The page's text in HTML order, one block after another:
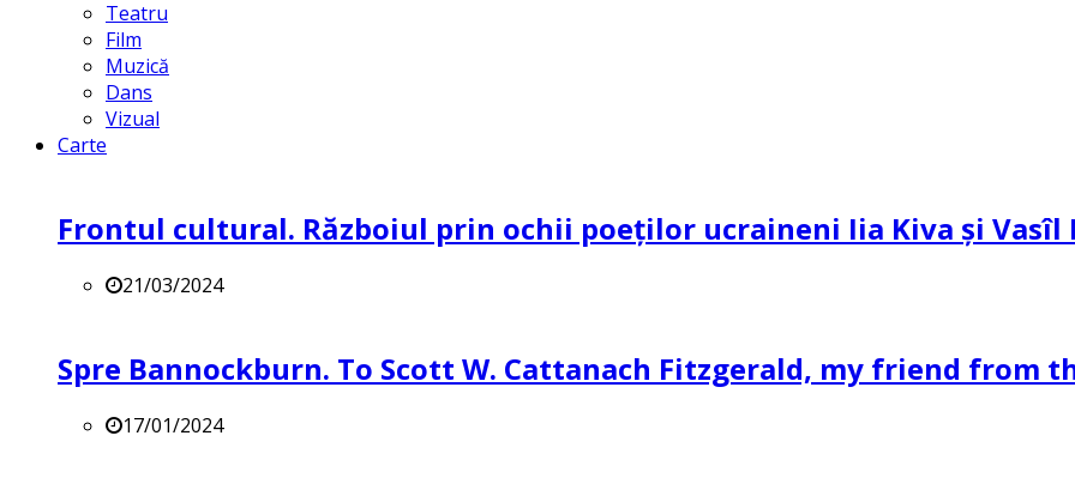
Teatru
Film
Muzică
Dans
Vizual
Carte
Frontul cultural. Războiul prin ochii poeților ucraineni Iia Kiva și Vasîl
21/03/2024
Spre Bannockburn. To Scott W. Cattanach Fitzgerald, my friend from
17/01/2024